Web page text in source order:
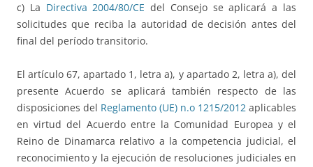
c) La Directiva 2004/80/CE del Consejo se aplicará a las
solicitudes que reciba la autoridad de decisión antes del
final del período transitorio.
El artículo 67, apartado 1, letra a), y apartado 2, letra a), del
presente Acuerdo se aplicará también respecto de las
disposiciones del Reglamento (UE) n.o 1215/2012 aplicables
en virtud del Acuerdo entre la Comunidad Europea y el
Reino de Dinamarca relativo a la competencia judicial, el
reconocimiento y la ejecución de resoluciones judiciales en